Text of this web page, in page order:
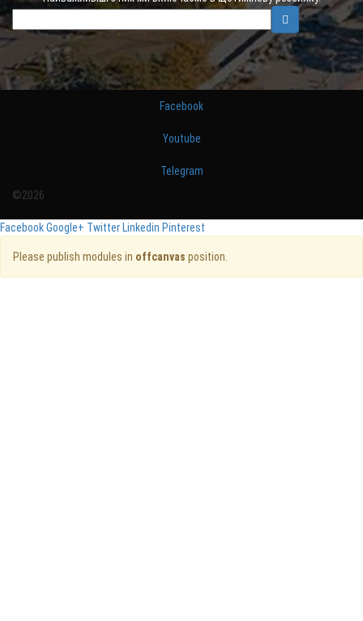
Facebook
Youtube
Telegram
©2026
FacebookGoogle+ TwitterLinkedin Pinterest
Please publish modules in offcanvas position.